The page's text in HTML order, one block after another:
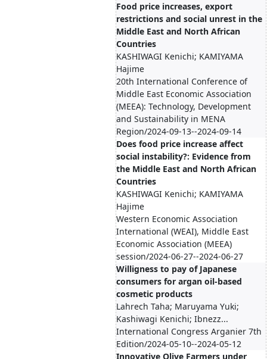
Food price increases, export
restrictions and social unrest in the
Middle East and North African
Countries
KASHIWAGI Kenichi; KAMIYAMA
Hajime
20th International Conference of
Middle East Economic Association
(MEEA): Technology, Development
and Sustainability in MENA
Region/2024-09-13--2024-09-14
Does food price increase affect
social instability?: Evidence from
the Middle East and North African
Countries
KASHIWAGI Kenichi; KAMIYAMA
Hajime
Western Economic Association
International (WEAI), Middle East
Economic Association (MEEA)
session/2024-06-27--2024-06-27
Willigness to pay of Japanese
consumers for argan oil-based
cosmetic products
Lahrech Taha; Maruyama Yuki;
Kashiwagi Kenichi; Ibnezz...
International Congress Arganier 7th
Edition/2024-05-10--2024-05-12
Innovative Olive Farmers under